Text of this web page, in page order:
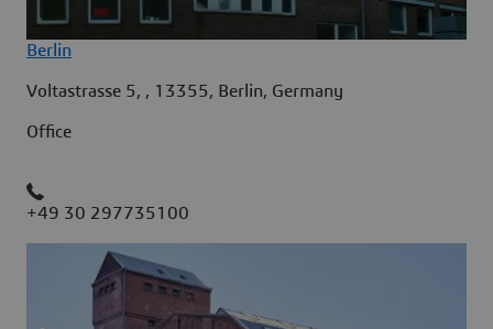
Berlin
Voltastrasse 5, , 13355, Berlin, Germany
Office
+49 30 297735100